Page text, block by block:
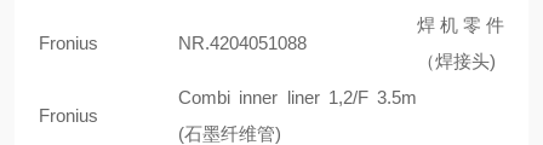
Fronius NR.4204051088
焊机零件
（焊接头)
Fronius
Combi inner liner 1,2/F 3.5m
(石墨纤维管)